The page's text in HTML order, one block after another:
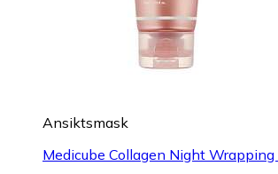
Ansiktsmask
Medicube Collagen Night